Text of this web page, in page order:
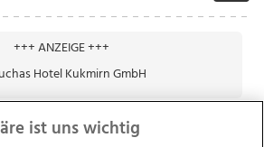
+++ ANZEIGE +++
ist uns wichtig